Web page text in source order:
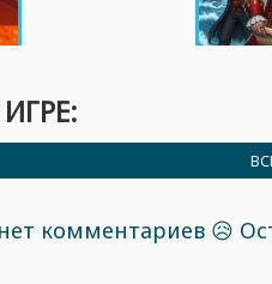
комментариев 😥